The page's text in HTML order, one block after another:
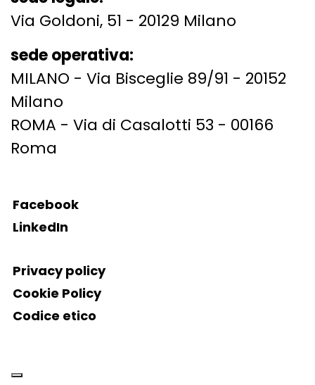
Via Goldoni, 51 - 20129 Milano
sede operativa:
MILANO - Via Bisceglie 89/91 - 20152
Milano
ROMA - Via di Casalotti 53 - 00166
Roma
Facebook
LinkedIn
Privacy policy
Cookie Policy
Codice etico